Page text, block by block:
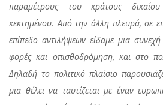
παραμέτρους του κράτους
κεκτημένου. Από την άλλη πλευρά, σε
επίπεδο αντιλήψεων είδαμε μια
φορές και οπισθοδρόμηση, και στο
Δηλαδή το πολιτικό πλαίσιο
μια θέλει να ταυτίζεται με έναν